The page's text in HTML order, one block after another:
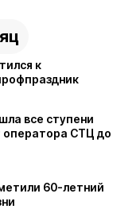
к
все ступени
оператора СТЦ до
60-летний